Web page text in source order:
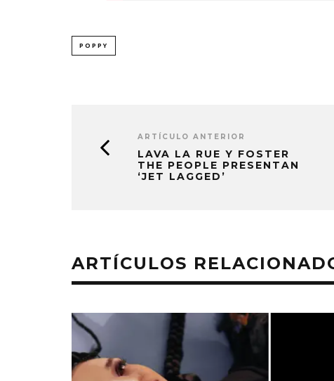
POPPY
ARTÍCULO ANTERIOR
LAVA LA RUE Y FOSTER
THE PEOPLE PRESENTAN
‘JET LAGGED’
ARTÍCULOS